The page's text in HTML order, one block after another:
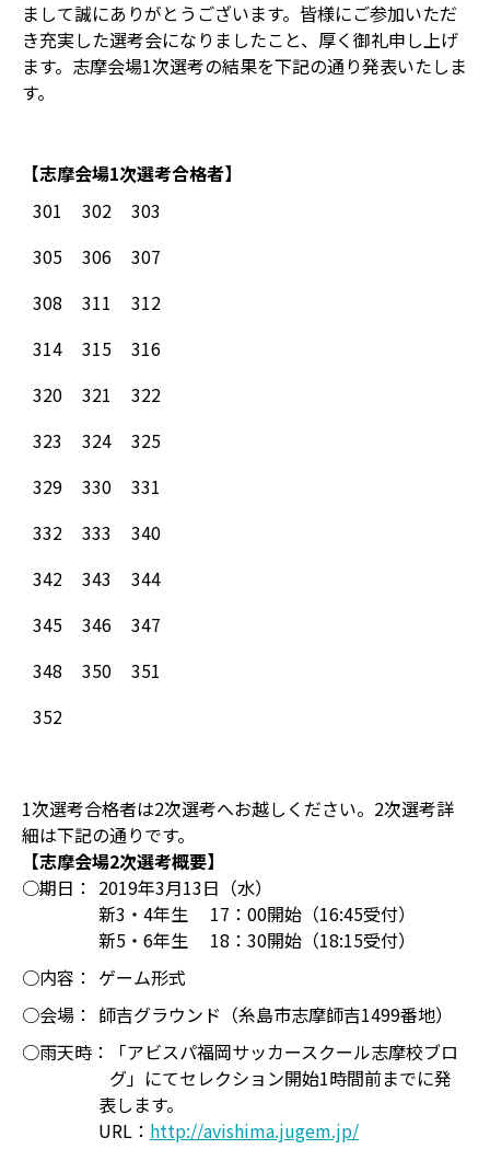
まして誠にありがとうございます。皆様にご参加いただ
き充実した選考会になりましたこと、厚く御礼申し上げ
ます。志摩会場1次選考の結果を下記の通り発表いたしま
す。
【志摩会場1次選考合格者】
301
302
303
305
306
307
308
311
312
314
315
316
320
321
322
323
324
325
329
330
331
332
333
340
342
343
344
345
346
347
348
350
351
352
1次選考合格者は2次選考へお越しください。2次選考詳
細は下記の通りです。
【志摩会場2次選考概要】
○期日： 2019年3月13日（水）
新3・4年生 17：00開始（16:45受付）
新5・6年生 18：30開始（18:15受付）
○内容： ゲーム形式
○会場： 師吉グラウンド（糸島市志摩師吉1499番地）
○雨天時：
「アビスパ福岡サッカースクール志摩校ブロ
グ」にてセレクション開始1時間前までに発
表します。
URL： http://avishima.jugem.jp/